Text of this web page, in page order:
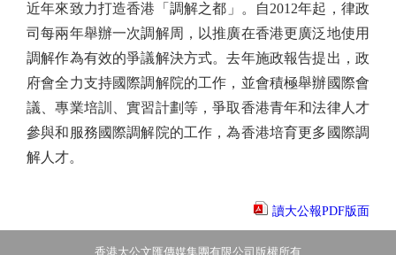
近年來致力打造香港「調解之都」。自2012年起，律政
司每兩年舉辦一次調解周，以推廣在香港更廣泛地使用
調解作為有效的爭議解決方式。去年施政報告提出，政
府會全力支持國際調解院的工作，並會積極舉辦國際會
議、專業培訓、實習計劃等，爭取香港青年和法律人才
參與和服務國際調解院的工作，為香港培育更多國際調
解人才。
讀大公報PDF版面
香港大公文匯傳媒集團有限公司版權所有